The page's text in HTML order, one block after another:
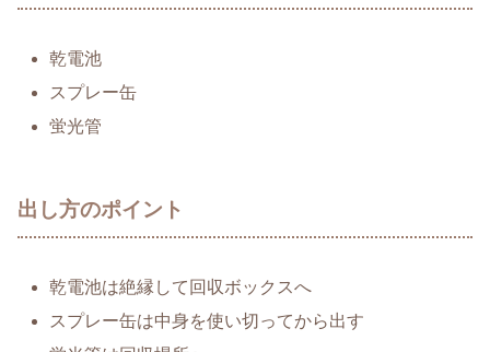
乾電池
スプレー缶
蛍光管
出し方のポイント
乾電池は絶縁して回収ボックスへ
スプレー缶は中身を使い切ってから出す